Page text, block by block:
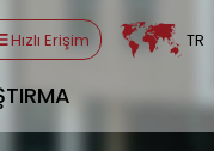
Hızlı Erişim TR